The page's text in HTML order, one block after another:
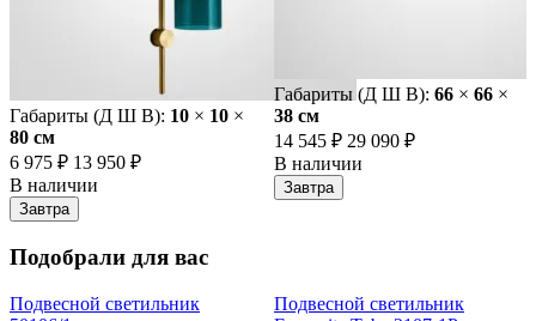
Габариты (Д Ш В): 10 × 10 ×
80 cм
6 975 ₽ 13 950 ₽
В наличии
Завтра
Габариты (Д Ш В): 66 × 66 ×
38 cм
14 545 ₽ 29 090 ₽
В наличии
Завтра
Подобрали для вас
Подвесной светильник
Подвесной светильник